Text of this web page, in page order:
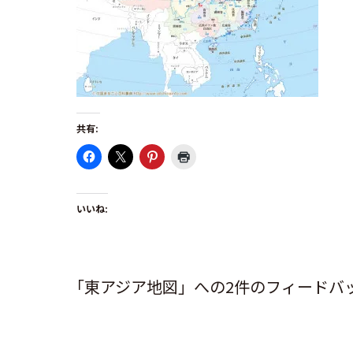
共有:
いいね:
「東アジア地図」への2件のフィードバ